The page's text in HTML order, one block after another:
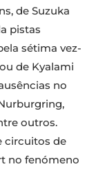
de Suzuka
pistas
sétima vez-
de Kyalami
no
outros.
circuitos de
no fenómeno